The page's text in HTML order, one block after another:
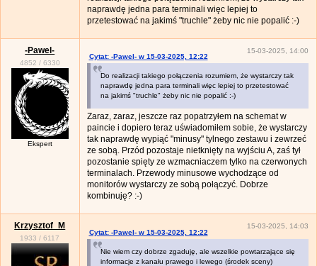
naprawdę jedna para terminali więc lepiej to
przetestować na jakimś "truchle" żeby nic nie popalić :-)
-Pawel-
4852 / 6330
Ekspert
15-03-2025, 14:00
Cytat: -Pawel- w 15-03-2025, 12:22
Do realizacji takiego połączenia rozumiem, że wystarczy tak
naprawdę jedna para terminali więc lepiej to przetestować
na jakimś "truchle" żeby nic nie popalić :-)
Zaraz, zaraz, jeszcze raz popatrzyłem na schemat w
paincie i dopiero teraz uświadomiłem sobie, że wystarczy
tak naprawdę wypiąć "minusy" tylnego zestawu i zewrzeć
ze sobą. Przód pozostaje nietknięty na wyjściu A, zaś tył
pozostanie spięty ze wzmacniaczem tylko na czerwonych
terminalach. Przewody minusowe wychodzące od
monitorów wystarczy ze sobą połączyć. Dobrze
kombinuję? :-)
Krzysztof_M
1933 /6117
15-03-2025, 14:03
Cytat: -Pawel- w 15-03-2025, 12:22
Nie wiem czy dobrze zgaduję, ale wszelkie powtarzające się
informacje z kanału prawego i lewego (środek sceny)